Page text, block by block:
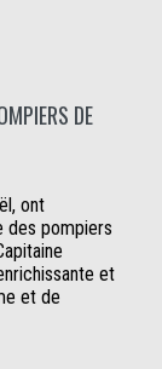
DE
ont
des pompiers
et
et de